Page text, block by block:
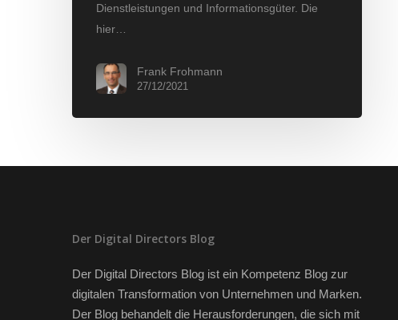
Dienstleistungen und Informationsgüter. Die
hier…
Frank Frohmann
27/12/2021
Der Digital Directors Blog
Der Digital Directors Blog ist ein Kompetenz Blog zur
digitalen Transformation von Unternehmen und Marken.
Der Blog behandelt die Herausforderungen, die sich mit